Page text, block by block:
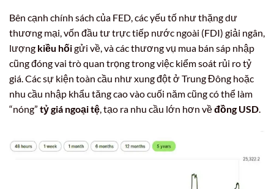
Bên cạnh chính sách của FED, các yếu tố như thặng dư
thương mại, vốn đầu tư trực tiếp nước ngoài (FDI) giải ngân,
lượng kiều hốigửi về, và các thương vụ mua bán sáp nhập
cũng đóng vai trò quan trọng trong việc kiểm soát rủi ro tỷ
giá. Các sự kiện toàn cầu như xung đột ở Trung Đông hoặc
nhu cầu nhập khẩu tăng cao vào cuối năm cũng có thể làm
“nóng” tỷ giá ngoại tệ, tạo ra nhu cầu lớn hơn vềđồng USD.